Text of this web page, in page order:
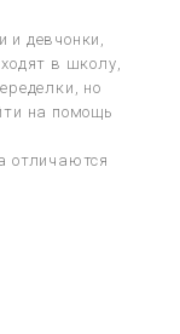
девчонки,
в школу,
но
на помощь
отличаются